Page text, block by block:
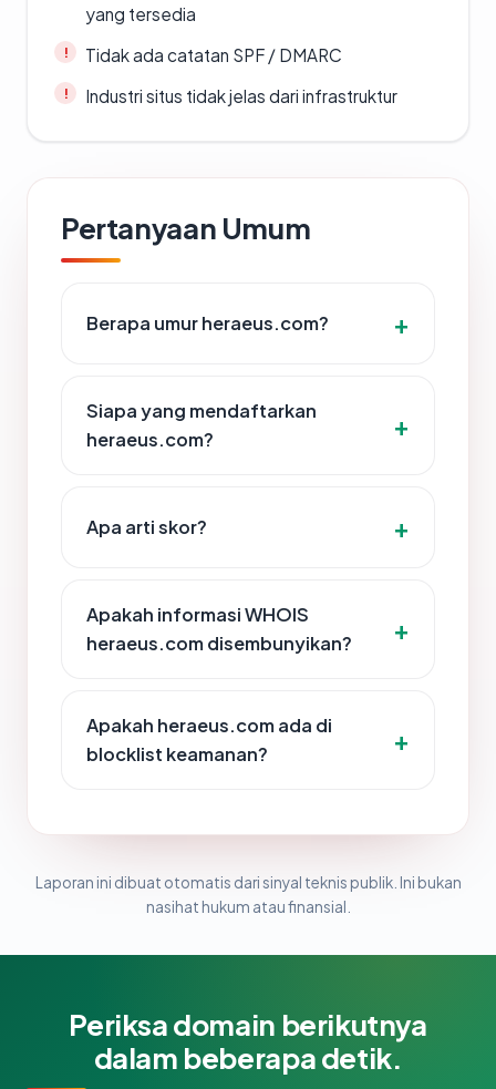
yang tersedia
Tidak ada catatan SPF / DMARC
Industri situs tidak jelas dari infrastruktur
Pertanyaan Umum
Berapa umur heraeus.com?
Siapa yang mendaftarkan
heraeus.com?
Apa arti skor?
Apakah informasi WHOIS
heraeus.com disembunyikan?
Apakah heraeus.com ada di
blocklist keamanan?
Laporan ini dibuat otomatis dari sinyal teknis publik. Ini bukan
nasihat hukum atau finansial.
Periksa domain berikutnya
dalam beberapa detik.